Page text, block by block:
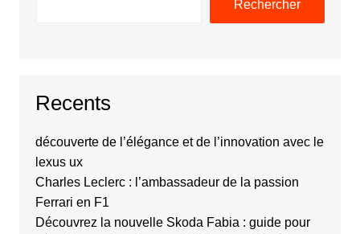
Rechercher
Recents
découverte de l’élégance et de l’innovation avec le
lexus ux
Charles Leclerc : l’ambassadeur de la passion
Ferrari en F1
Découvrez la nouvelle Skoda Fabia : guide pour